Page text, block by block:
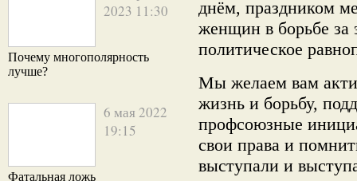
2023 11:30
Почему многополярность
лучше?
6 мая 2022
19:15
Фатальная ложь
днём, праздником
женщин в борьбе за
политическое
Мы желаем вам
жизнь и борьбу,
профсоюзные
свои права и
выступали и